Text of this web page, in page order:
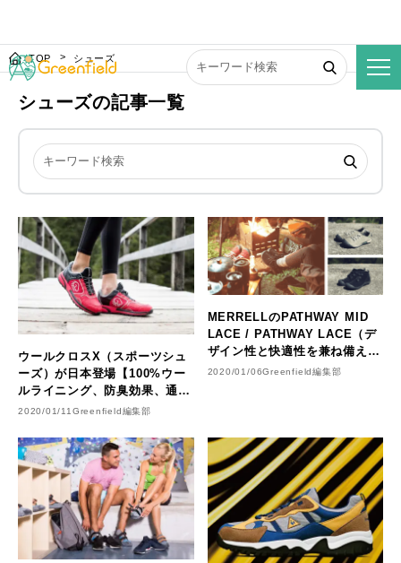
TOP シューズ
シューズの記事一覧
ウールクロスX（スポーツシュ
ーズ）が日本登場【100%ウー
ルライニング、防臭効果、通気
性、環境に適した温度調整、強
2020/01/11 Greenfield編集部
MERRELLのPATHWAY MID
LACE / PATHWAY LACE（デ
ザイン性と快適性を兼ね備えた
オールラウンドなアフタースポ
2020/01/06Greenfield編集部